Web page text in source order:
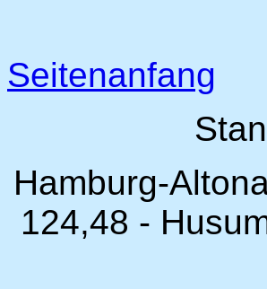
Seitenanfang
Hamburg-
124,48 -